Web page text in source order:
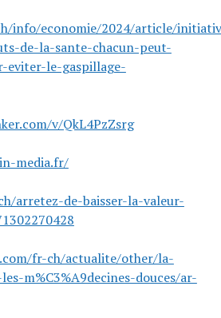
info/economie/2024/article/
de-la-sante-chacun-peut-
le-gaspillage-
v/QkL4PzZsrg
media.fr/
arretez-de-baisser-la-valeur-
fr-ch/actualite/other/la-
m%C3%A9decines-douces/ar-